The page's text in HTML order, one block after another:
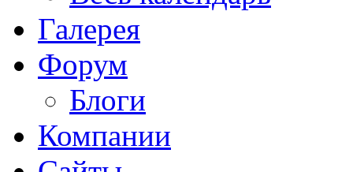
Галерея
Форум
Блоги
Компании